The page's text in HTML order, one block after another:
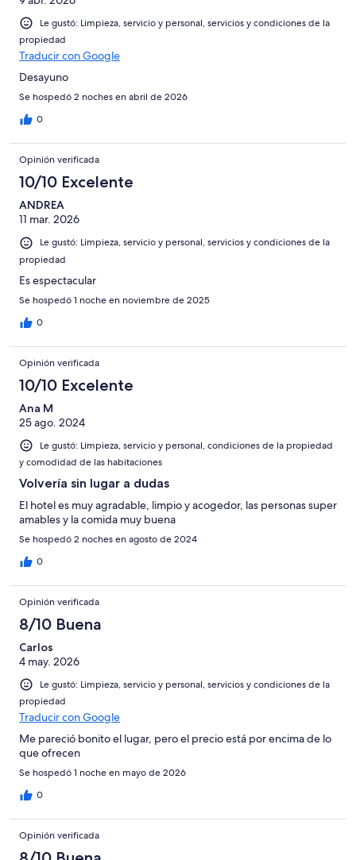
opinionesLe gustó: Limpieza, servicio y personal, servicios y condiciones de la
propiedad
Traducir con Google
Desayuno
Se hospedó 2 noches en abril de 2026
0
Opinión verificada
10/10 Excelente
ANDREA
11 mar. 2026
Le gustó: Limpieza, servicio y personal, servicios y condiciones de la
propiedad
Es espectacular
Se hospedó 1 noche en noviembre de 2025
0
Opinión verificada
10/10 Excelente
Ana M
25 ago. 2024
Le gustó: Limpieza, servicio y personal, condiciones de la propiedad
y comodidad de las habitaciones
Volvería sin lugar a dudas
El hotel es muy agradable, limpio y acogedor, las personas super
amables y la comida muy buena
Se hospedó 2 noches en agosto de 2024
0
Opinión verificada
8/10 Buena
Carlos
4 may. 2026
Le gustó: Limpieza, servicio y personal, servicios y condiciones de la
propiedad
Traducir con Google
Me pareció bonito el lugar, pero el precio está por encima de lo
que ofrecen
Se hospedó 1 noche en mayo de 2026
0
Opinión verificada